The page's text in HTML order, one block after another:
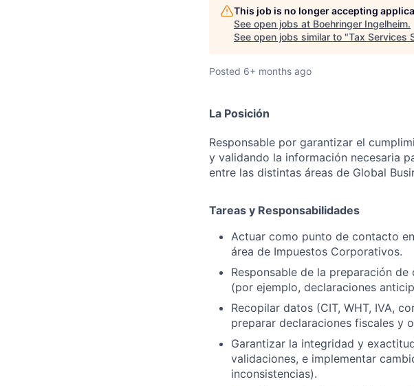
This job is no longer accepting
See open jobs at Boehringer Ingelheim.
See open jobs similar to "Tax Services
Posted 6+ months ago
La Posición
Responsable por garantizar el
y validando la información necesaria
entre las distintas áreas de Global
Tareas y Responsabilidades
Actuar como punto de contacto
área de Impuestos Corporativos.
Responsable de la preparación
(por ejemplo, declaraciones
Recopilar datos (CIT, WHT, IVA,
preparar declaraciones fiscales y
Garantizar la integridad y
validaciones, e implementar
inconsistencias).